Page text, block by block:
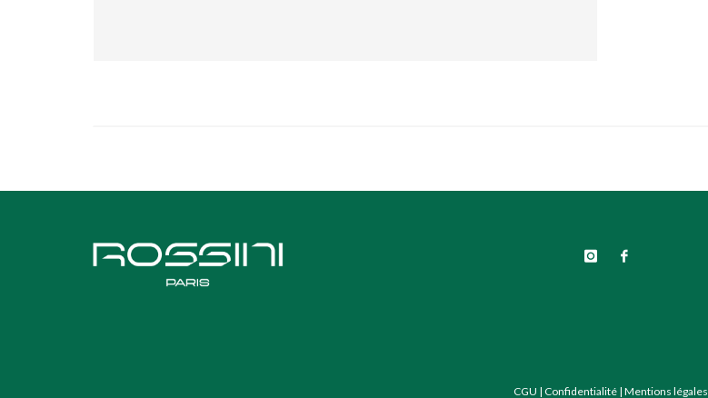
CGU | Confidentialité | Mentions légales